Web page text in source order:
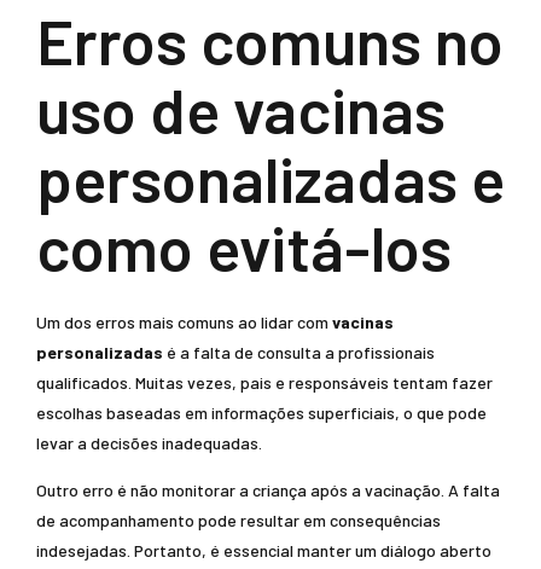
Erros comuns no
uso de vacinas
personalizadas e
como evitá-los
Um dos erros mais comuns ao lidar com vacinas
personalizadas é a falta de consulta a profissionais
qualificados. Muitas vezes, pais e responsáveis tentam fazer
escolhas baseadas em informações superficiais, o que pode
levar a decisões inadequadas.
Outro erro é não monitorar a criança após a vacinação. A falta
de acompanhamento pode resultar em consequências
indesejadas. Portanto, é essencial manter um diálogo aberto